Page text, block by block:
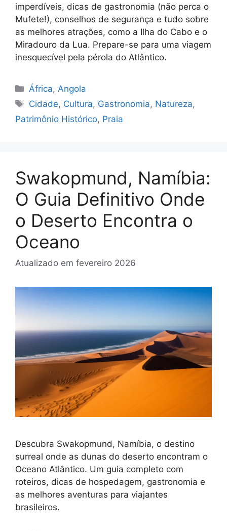
imperdíveis, dicas de gastronomia (não perca o
Mufete!), conselhos de segurança e tudo sobre
as melhores atrações, como a Ilha do Cabo e o
Miradouro da Lua. Prepare-se para uma viagem
inesquecível pela pérola do Atlântico.
Categorias
África,Angola
Tags
Cidade, Cultura, Gastronomia, Natureza,
Patrimônio Histórico, Praia
Swakopmund, Namíbia:
O Guia Definitivo Onde
o Deserto Encontra o
Oceano
Atualizado em fevereiro 2026
Descubra Swakopmund, Namíbia, o destino
surreal onde as dunas do deserto encontram o
Oceano Atlântico. Um guia completo com
roteiros, dicas de hospedagem, gastronomia e
as melhores aventuras para viajantes
brasileiros.